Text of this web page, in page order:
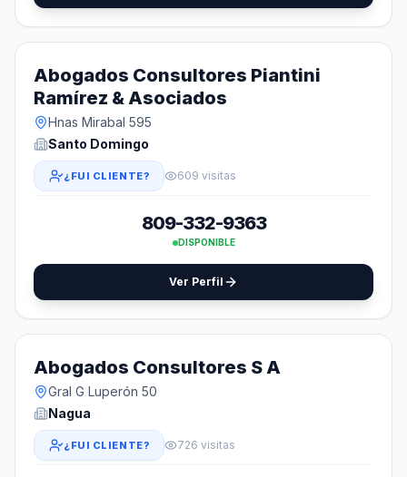
Abogados Consultores Piantini
Ramírez & Asociados
Hnas Mirabal 595
Santo Domingo
¿FUI CLIENTE? 609 visitas
809-332-9363
DISPONIBLE
Ver Perfil
Abogados Consultores S A
Gral G Luperón 50
Nagua
¿FUI CLIENTE? 726 visitas